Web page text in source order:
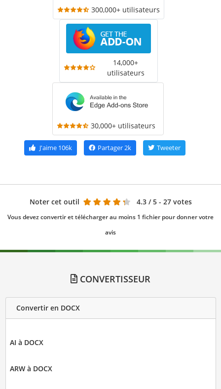
300,000+ utilisateurs
14,000+
utilisateurs
30,000+ utilisateurs
J'aime106k Partager2k Tweeter
Noter cet outil 4.3 / 5 - 27 votes
Vous devez convertir et télécharger au moins 1 fichier pour donner votre
avis
CONVERTISSEUR
Convertir en DOCX
AI à DOCX
ARW à DOCX